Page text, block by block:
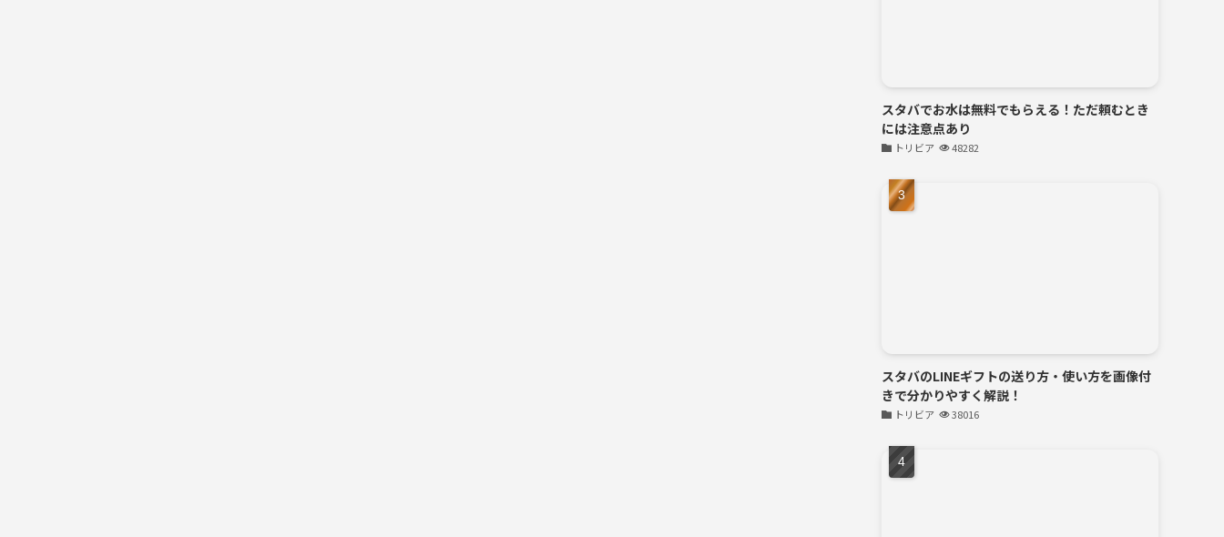
スタバでお水は無料でもらえる！ただ頼むとき
には注意点あり
トリビア 48282
スタバのLINEギフトの送り方・使い方を画像付
きで分かりやすく解説！
トリビア 38016